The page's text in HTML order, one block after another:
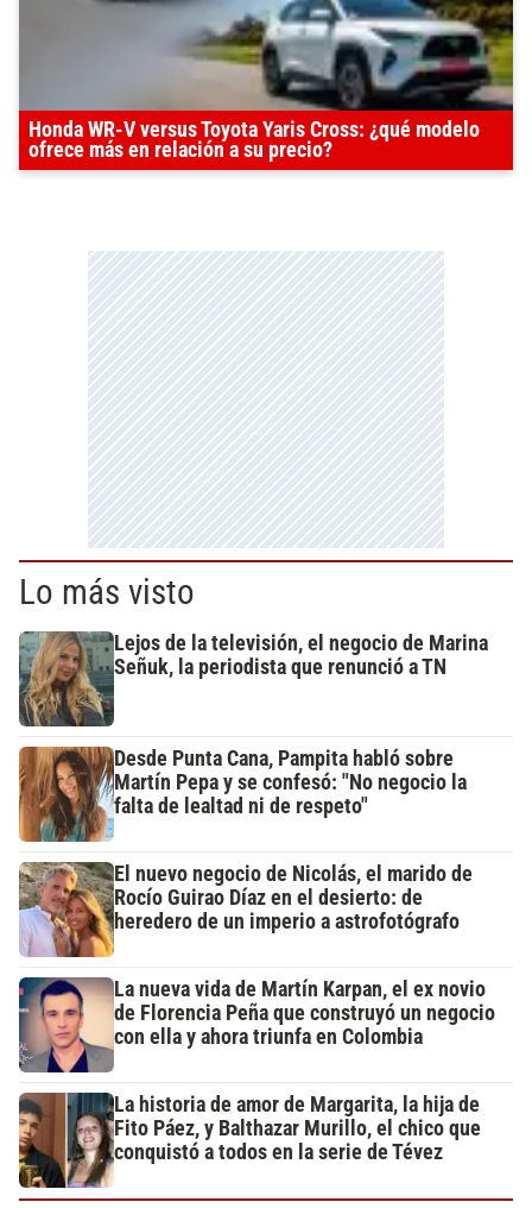
Honda WR-V versus Toyota Yaris Cross: ¿qué modelo
ofrece más en relación a su precio?
Lo más visto
Lejos de la televisión, el negocio de Marina
Señuk, la periodista que renunció a TN
Desde Punta Cana, Pampita habló sobre
Martín Pepa y se confesó: "No negocio la
falta de lealtad ni de respeto"
El nuevo negocio de Nicolás, el marido de
Rocío Guirao Díaz en el desierto: de
heredero de un imperio a astrofotógrafo
La nueva vida de Martín Karpan, el ex novio
de Florencia Peña que construyó un negocio
con ella y ahora triunfa en Colombia
La historia de amor de Margarita, la hija de
Fito Páez, y Balthazar Murillo, el chico que
conquistó a todos en la serie de Tévez